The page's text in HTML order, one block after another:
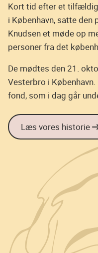
Kort tid efter et
i København, satte den
Knudsen et møde op
personer fra det
De mødtes den 21.
Vesterbro i
fond, som i dag går
Læs vores historie